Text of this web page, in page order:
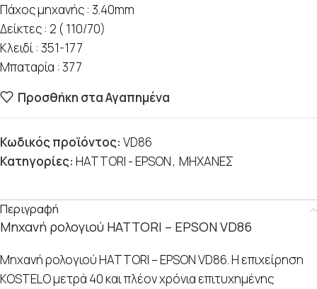
Πάχος μηχανής : 3.40mm
Δείκτες : 2 ( 110/70)
Κλειδί : 351-177
Μπαταρία : 377
Προσθήκη στα Αγαπημένα
Κωδικός προϊόντος: VD86
Κατηγορίες: HATTORI - EPSON, ΜΗΧΑΝΕΣ
Περιγραφή
Μηχανή ρολογιού HATTORI – EPSON VD86
Μηχανή ρολογιού HATTORI – EPSON VD86. Η επιχείρηση
KOSTELO μετρά 40 και πλέον χρόνια επιτυχημένης